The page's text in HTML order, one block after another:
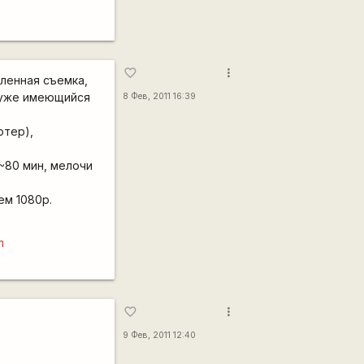
съемка,
имеющийся
мин, мелочи
1080p.
favorite_border
8 Фев, 2011 16:39
more_vert
favorite_border
9 Фев, 2011 12:40
more_vert